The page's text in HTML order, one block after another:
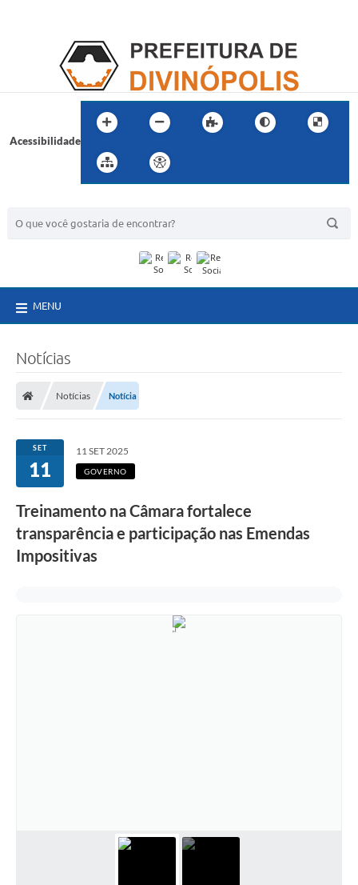
Acessibilidade
MENU
Notícias
Notícias Notícia
SET
11
11 SET 2025
GOVERNO
Treinamento na Câmara fortalece
transparência e participação nas Emendas
Impositivas